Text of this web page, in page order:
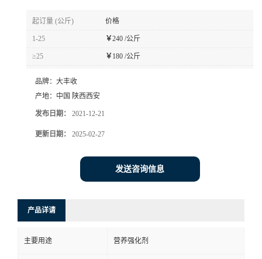
起订量 (公斤) 价格
1-25 ￥240 /公斤
≥25 ￥180 /公斤
品牌： 大丰收
产地： 中国 陕西西安
发布日期： 2021-12-21
更新日期： 2025-02-27
发送咨询信息
产品详请
主要用途 营养强化剂